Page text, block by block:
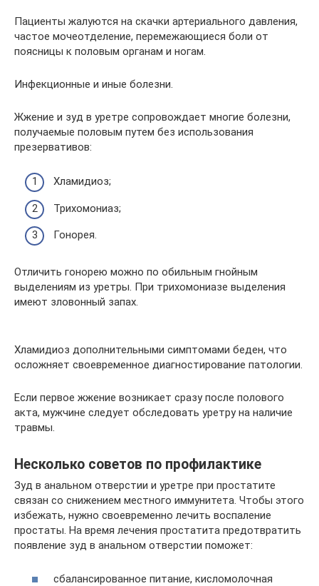
Пациенты жалуются на скачки артериального давления,
частое мочеотделение, перемежающиеся боли от
поясницы к половым органам и ногам.
Инфекционные и иные болезни.
Жжение и зуд в уретре сопровождает многие болезни,
получаемые половым путем без использования
презервативов:
Хламидиоз;
Трихомониаз;
Гонорея.
Отличить гонорею можно по обильным гнойным
выделениям из уретры. При трихомониазе выделения
имеют зловонный запах.
Хламидиоз дополнительными симптомами беден, что
осложняет своевременное диагностирование патологии.
Если первое жжение возникает сразу после полового
акта, мужчине следует обследовать уретру на наличие
травмы.
Несколько советов по профилактике
Зуд в анальном отверстии и уретре при простатите
связан со снижением местного иммунитета. Чтобы этого
избежать, нужно своевременно лечить воспаление
простаты. На время лечения простатита предотвратить
появление зуд в анальном отверстии поможет:
сбалансированное питание, кисломолочная